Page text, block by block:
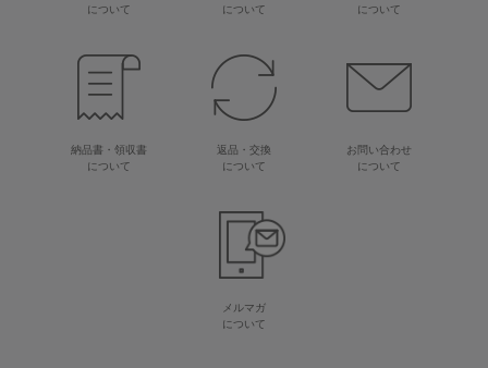
について
について
について
納品書・領収書
について
返品・交換
について
お問い合わせ
について
メルマガ
について